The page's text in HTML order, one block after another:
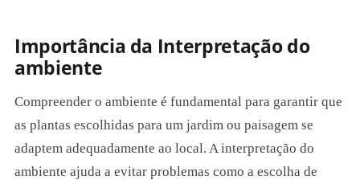
Importância da Interpretação do
ambiente
Compreender o ambiente é fundamental para garantir que
as plantas escolhidas para um jardim ou paisagem se
adaptem adequadamente ao local. A interpretação do
ambiente ajuda a evitar problemas como a escolha de